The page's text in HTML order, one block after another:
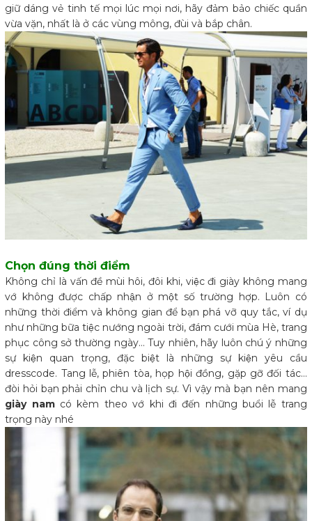
giữ dáng vẻ tinh tế mọi lúc mọi nơi, hãy đảm bảo chiếc quần
vừa vặn, nhất là ở các vùng mông, đùi và bắp chân.
Chọn đúng thời điểm
Không chỉ là vấn đề mùi hôi, đôi khi, việc đi giày không mang
vớ không được chấp nhận ở một số trường hợp. Luôn có
những thời điểm và không gian để bạn phá vỡ quy tắc, ví dụ
như những bữa tiệc nướng ngoài trời, đám cưới mùa Hè, trang
phục công sở thường ngày… Tuy nhiên, hãy luôn chú ý những
sự kiện quan trọng, đặc biệt là những sự kiện yêu cầu
dresscode. Tang lễ, phiên tòa, họp hội đồng, gặp gỡ đối tác…
đòi hỏi bạn phải chỉn chu và lịch sự. Vì vậy mà bạn nên mang
giày namcó kèm theo vớ khi đi đến những buổi lễ trang
trọng này nhé